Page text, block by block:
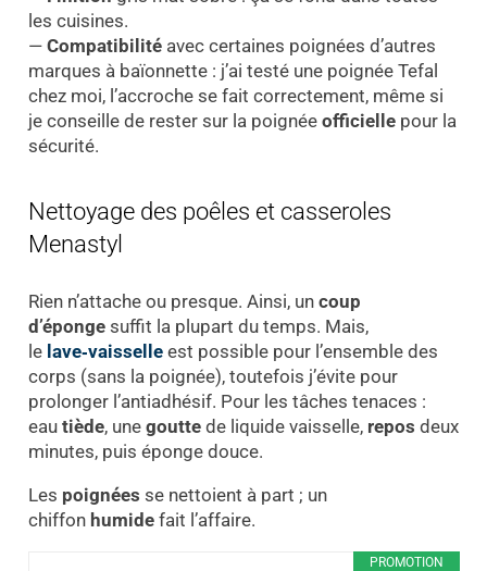
les cuisines.
— Compatibilitéavec certaines poignées d’autres
marques à baïonnette : j’ai testé une poignée Tefal
chez moi, l’accroche se fait correctement, même si
je conseille de rester sur la poignée officiellepour la
sécurité.
Nettoyage des poêles et casseroles
Menastyl
Rien n’attache ou presque. Ainsi, un coup
d’épongesuffit la plupart du temps. Mais,
le lave‑vaisselleest possible pour l’ensemble des
corps (sans la poignée), toutefois j’évite pour
prolonger l’antiadhésif. Pour les tâches tenaces :
eau tiède, une gouttede liquide vaisselle, repos deux
minutes, puis éponge douce.
Les poignées se nettoient à part ; un
chiffon humidefait l’affaire.
PROMOTION